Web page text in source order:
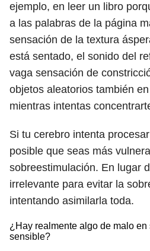
ejemplo, en leer un libro
a las palabras de la página
sensación de la textura
está sentado, el sonido del
vaga sensación de
objetos aleatorios también
mientras intentas
Si tu cerebro intenta
posible que seas más
sobreestimulación. En lugar
irrelevante para evitar la
intentando asimilarla toda.
¿Hay realmente algo de malo
sensible?